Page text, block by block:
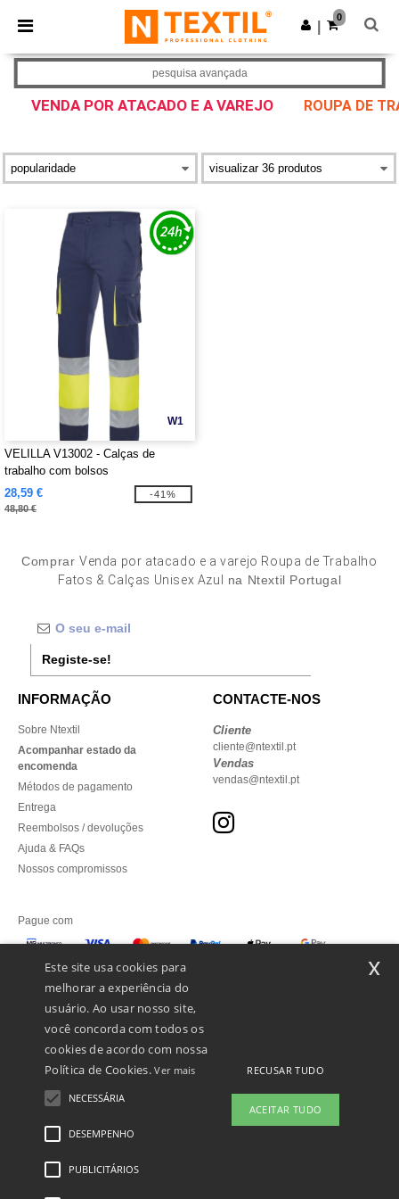
× App Ntextil
Melhores preços na app!
Obter app
0
VENDA POR ATACADO E A VAREJO ROUPA DE
pesquisa avançada
W1
VELILLA V13002 - Calças de
trabalho com bolsos
28,59 €
48,80 €
-41%
ComprarVenda por atacado e a varejo Roupa de Trabalho
Fatos & Calças Unisex Azul
na Ntextil Portugal
Registe-se!
INFORMAÇÃO
Sobre Ntextil
Acompanhar estado da
encomenda
Métodos de pagamento
Entrega
Reembolsos / devoluções
Ajuda & FAQs
Nossos compromissos
CONTACTE-NOS
Cliente
cliente@ntextil.pt
Vendas
vendas@ntextil.pt
Pague com
Enviamos com
Menções Legais-Política de Privacidade
Este site usa cookies para
melhorar a experiência do
usuário. Ao usar nosso site,
você concorda com todos os
cookies de acordo com nossa
Política de Cookies.Ver mais
NECESSÁRIA
DESEMPENHO
PUBLICITÁRIOS
RECUSAR TUDO
ACEITAR TUDO
x